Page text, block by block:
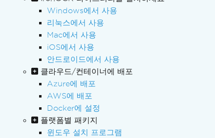
Windows에서 사용
리눅스에서 사용
Mac에서 사용
iOS에서 사용
안드로이드에서 사용
클라우드/컨테이너에 배포
Azure에 배포
AWS에 배포
Docker에 설정
플랫폼별 패키지
윈도우 설치 프로그램